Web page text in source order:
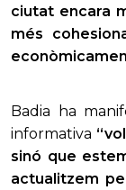
ciutat encara
més
Badia ha
informativa
sinó que
actualitzem